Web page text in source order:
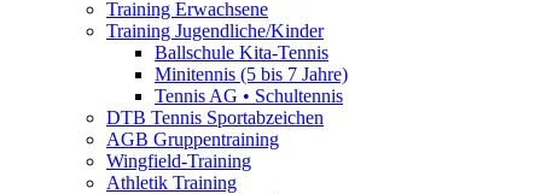
Training Erwachsene
Training Jugendliche/Kinder
Ballschule Kita-Tennis
Minitennis (5 bis 7 Jahre)
Tennis AG • Schultennis
DTB Tennis Sportabzeichen
AGB Gruppentraining
Wingfield-Training
Athletik Training